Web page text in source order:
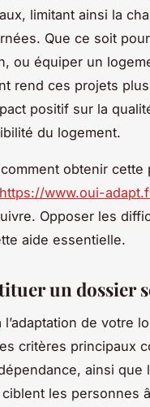
limitant ainsi la
Que ce soit
ou équiper un
rend ces projets plus
positif sur la
du logement.
obtenir cette
https://www.oui-
Opposer les
aide essentielle.
un dossier
de votre
critères principaux
ainsi que
les personnes